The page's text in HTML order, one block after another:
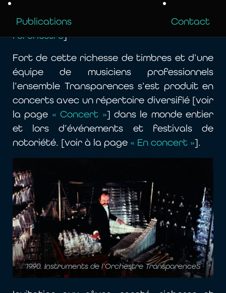
Publications Contact
Et depuis les années 2000 les voix.
[Voir la page
Les instruments de
l’orchestre]
Fort de cette richesse de timbres et d’une
équipe de musiciens professionnels
l’ensemble Transparences s’est produit en
concerts avec un répertoire diversifié [voir
la page « Concert »] dans le monde entier
et lors d’événements et festivals de
notoriété. [voir à la page « En concert »].
1990. Instruments de l’Orchestre TransparenceS